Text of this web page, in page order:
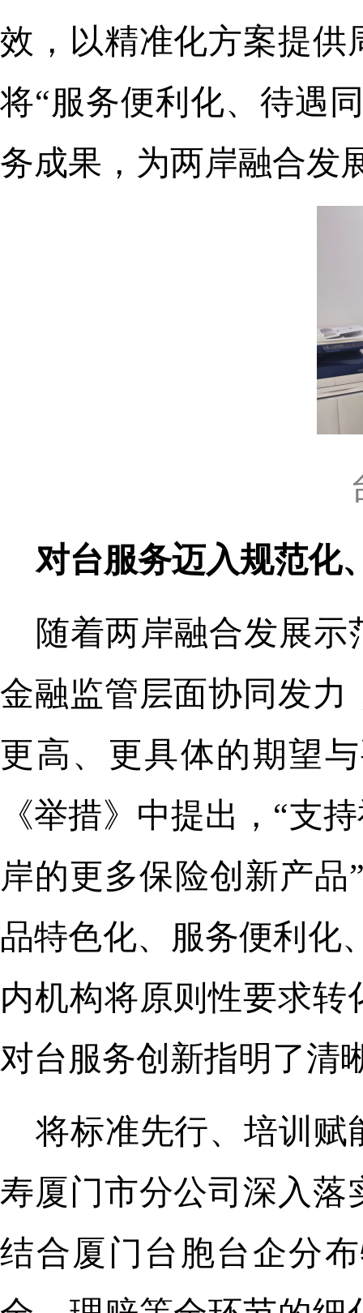
效，以精准化方案提供
将“服务便利化、待遇
务成果，为两岸融合发
对台服务迈入规范化
随着两岸融合发展
金融监管层面协同发
更高、更具体的期望
《举措》中提出，“支
岸的更多保险创新产品
品特色化、服务便利化
内机构将原则性要求
对台服务创新指明了清
将标准先行、培训赋
寿厦门市分公司深入落
结合厦门台胞台企分